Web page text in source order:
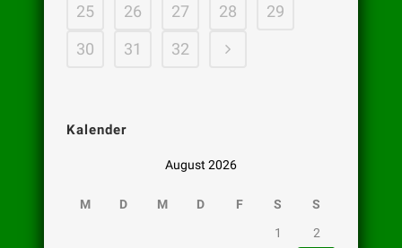
25
26 27 28
29
30
31 32
Kalender
August 2026
M D M D F S
S
1
2